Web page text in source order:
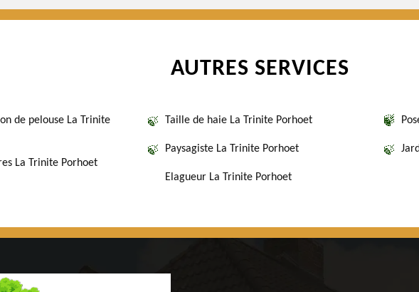
AUTRES SERVICES
de pelouse La Trinite
La Trinite Porhoet
Taille de haie La Trinite Porhoet
Paysagiste La Trinite Porhoet
Elagueur La Trinite Porhoet